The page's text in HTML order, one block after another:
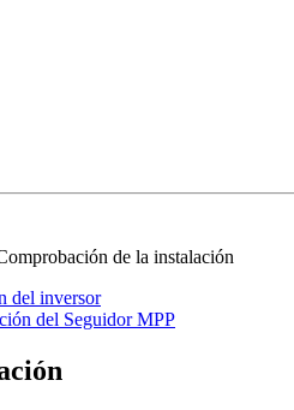
de la instalación
del inversor
del Seguidor MPP